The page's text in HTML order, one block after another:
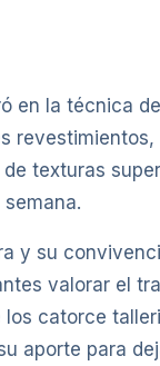
en la técnica
revestimientos,
texturas
y su
valorar el
catorce
aporte para